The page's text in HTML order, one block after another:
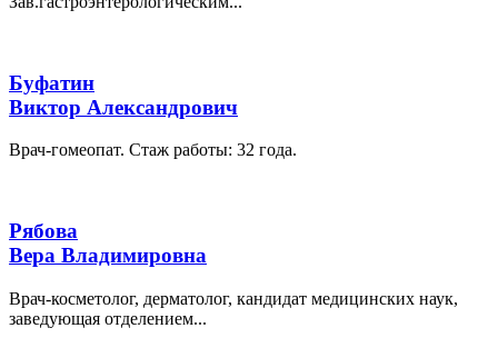
Буфатин
Виктор Александрович
Врач-гомеопат. Стаж работы: 32 года.
Рябова
Вера Владимировна
Врач-косметолог, дерматолог, кандидат медицинских наук,
заведующая отделением...